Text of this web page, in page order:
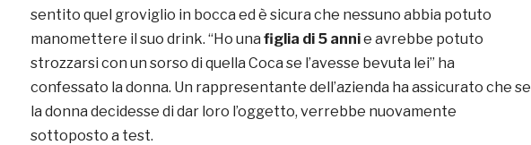
sentito quel groviglio in bocca ed è sicura che nessuno abbia potuto
manomettere il suo drink. “Ho una figlia di 5 annie avrebbe potuto
strozzarsi con un sorso di quella Coca se l’avesse bevuta lei” ha
confessato la donna. Un rappresentante dell’azienda ha assicurato che se
la donna decidesse di dar loro l’oggetto, verrebbe nuovamente
sottoposto a test.